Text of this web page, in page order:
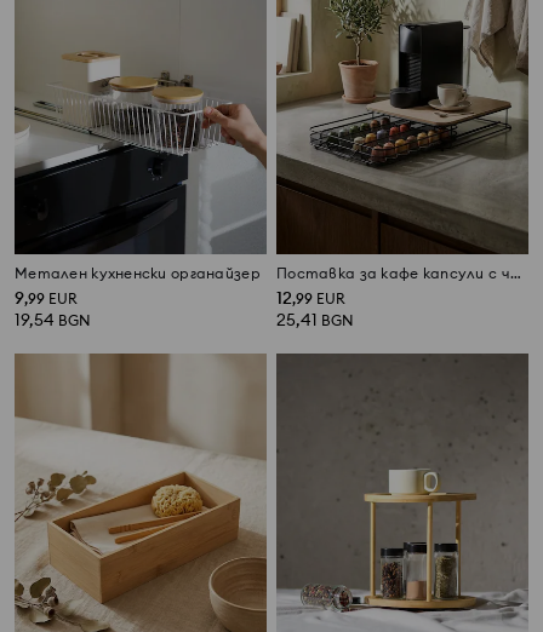
Метален кухненски органайзер
9,99 EUR
19,54 BGN
Поставка за кафе капсули с чекмедже
12,99 EUR
25,41 BGN